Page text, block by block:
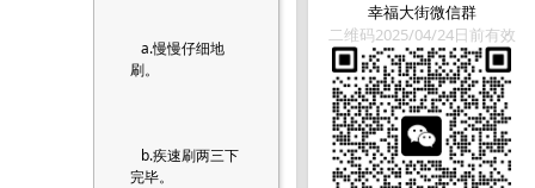
幸福大街微信群
二维码2025/04/24日前有效
a.慢慢仔细地
刷。
b.疾速刷两三下
完毕。